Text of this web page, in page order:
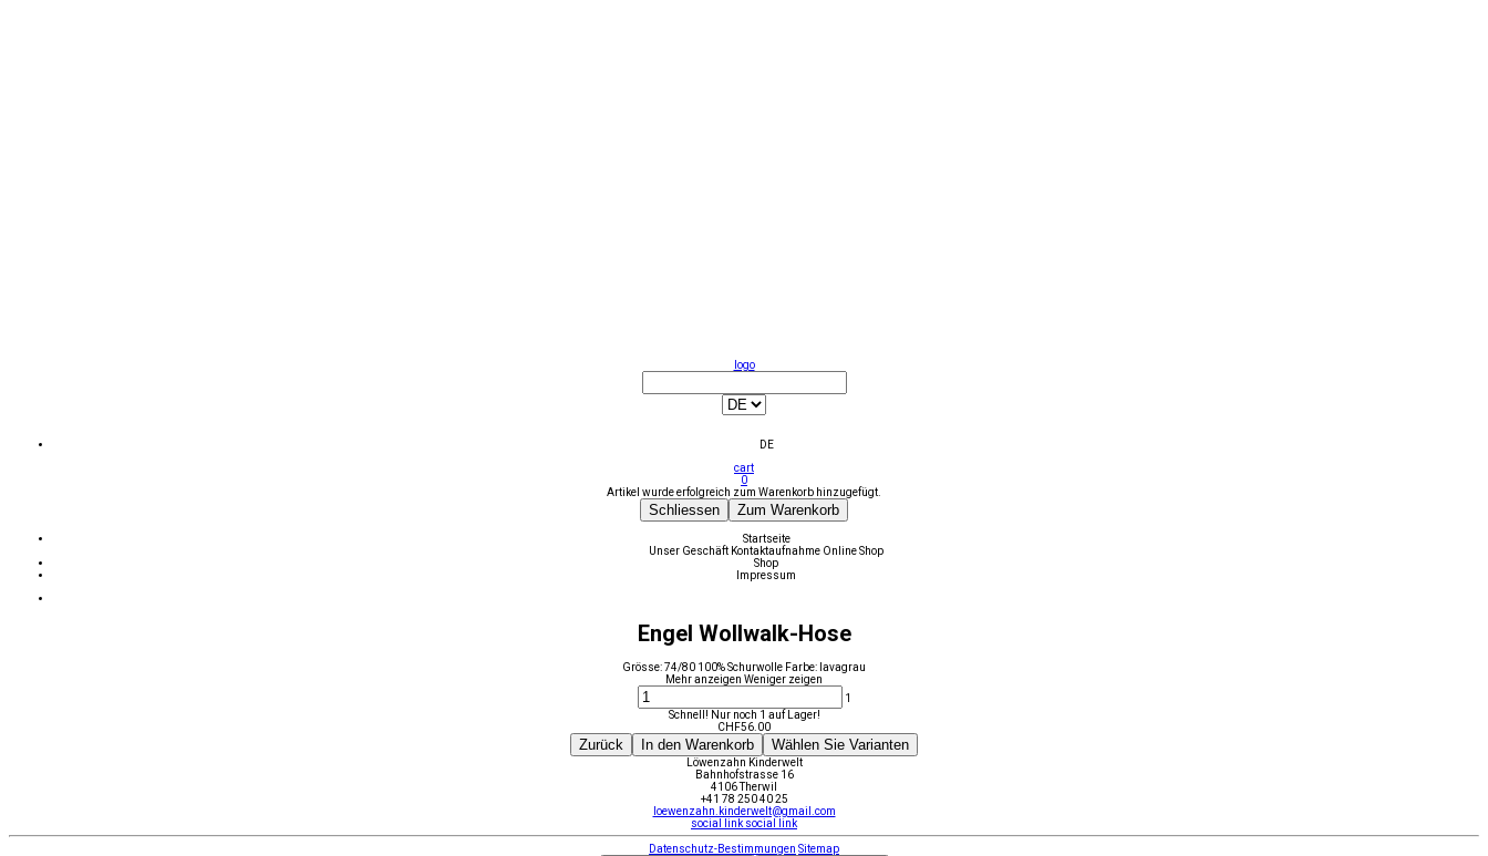
logo
DE
cart
0
Artikel wurde erfolgreich zum Warenkorb hinzugefügt.
Schliessen Zum Warenkorb
Startseite
Unser Geschäft Kontaktaufnahme Online Shop
Shop
Impressum
Engel Wollwalk-Hose
Grösse: 74/80 100% Schurwolle Farbe: lavagrau
Mehr anzeigen Weniger zeigen
1
Schnell! Nur noch 1 auf Lager!
CHF56.00
Zurück In den Warenkorb Wählen Sie Varianten
Löwenzahn Kinderwelt
Bahnhofstrasse 16
4106 Therwil
+41 78 250 40 25
loewenzahn.kinderwelt@gmail.com
social link social link
Datenschutz-Bestimmungen Sitemap